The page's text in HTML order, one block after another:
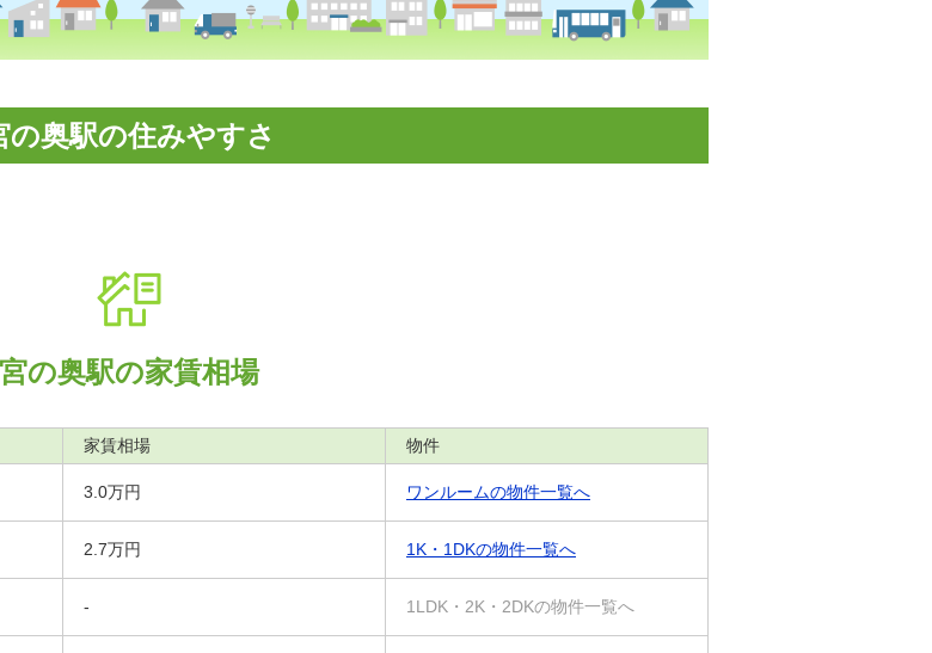
の奥駅の住みやすさ
宮の奥駅の家賃相場
家賃相場 物件
3.0万円 ワンルームの物件一覧へ
2.7万円 1K・1DKの物件一覧へ
- 1LDK・2K・2DKの物件一覧へ